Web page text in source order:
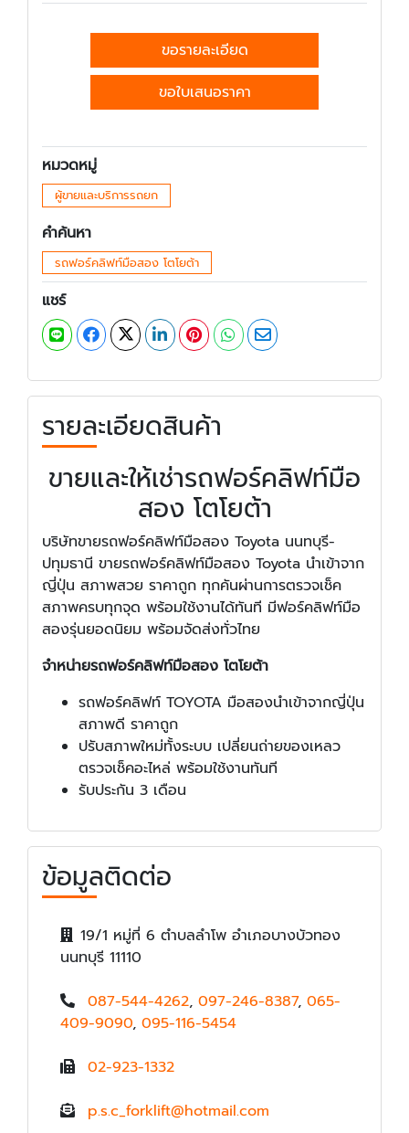
ขอรายละเอียด
ขอใบเสนอราคา
หมวดหมู่
ผู้ขายและบริการรถยก
คำค้นหา
รถฟอร์คลิฟท์มือสอง โตโยต้า
แชร์
รายละเอียดสินค้า
ขายและให้เช่ารถฟอร์คลิฟท์มือ
สอง โตโยต้า
บริษัทขายรถฟอร์คลิฟท์มือสอง Toyota นนทบุรี-
ปทุมธานี ขายรถฟอร์คลิฟท์มือสอง Toyota นำเข้าจาก
ญี่ปุ่น สภาพสวย ราคาถูก ทุกคันผ่านการตรวจเช็ค
สภาพครบทุกจุด พร้อมใช้งานได้ทันที มีฟอร์คลิฟท์มือ
สองรุ่นยอดนิยม พร้อมจัดส่งทั่วไทย
จำหน่ายรถฟอร์คลิฟท์มือสอง โตโยต้า
รถฟอร์คลิฟท์ TOYOTA มือสองนำเข้าจากญี่ปุ่น
สภาพดี ราคาถูก
ปรับสภาพใหม่ทั้งระบบ เปลี่ยนถ่ายของเหลว
ตรวจเช็คอะไหล่ พร้อมใช้งานทันที
รับประกัน 3 เดือน
ข้อมูลติดต่อ
19/1 หมู่ที่ 6 ตำบลลำโพ อำเภอบางบัวทอง
นนทบุรี 11110
087-544-4262, 097-246-8387, 065-
409-9090, 095-116-5454
02-923-1332
p.s.c_forklift@hotmail.com